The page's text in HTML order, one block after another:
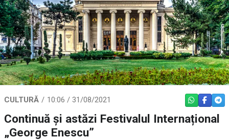
CULTURĂ 10:06 / 31/08/2021 WHATSAPP
Continuă și astăzi Festivalul Internațional
„George Enescu”